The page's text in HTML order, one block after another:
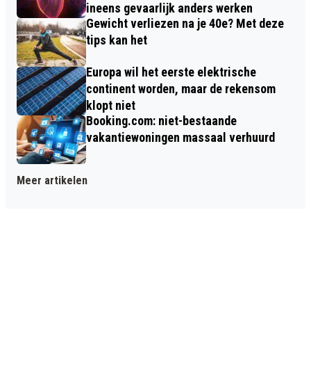
ineens gevaarlijk anders werken
Gewicht verliezen na je 40e? Met deze
tips kan het
Europa wil het eerste elektrische
continent worden, maar de rekensom
klopt niet
Booking.com: niet-bestaande
vakantiewoningen massaal verhuurd
Meer artikelen